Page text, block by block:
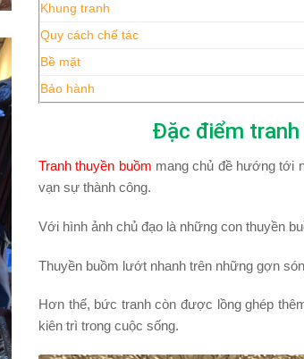
Khung tranh
Quy cách chế tác
Bề mặt
Bảo hành
Đặc điểm tranh
Tranh thuyền buồm mang chủ đề hướng tới
vạn sự thành công.
Với hình ảnh chủ đạo là những con thuyền
Thuyền buồm lướt nhanh trên những gợn
Hơn thế, bức tranh còn được lồng ghép
kiên trì trong cuộc sống.